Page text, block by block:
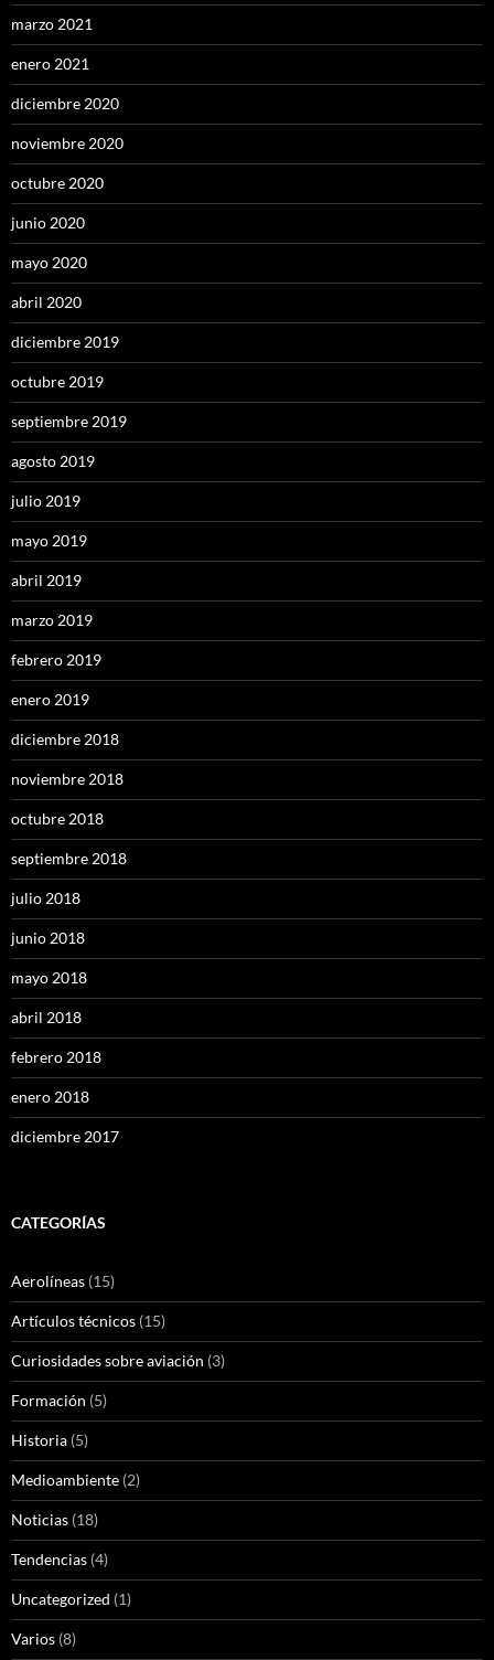
marzo 2021
enero 2021
diciembre 2020
noviembre 2020
octubre 2020
junio 2020
mayo 2020
abril 2020
diciembre 2019
octubre 2019
septiembre 2019
agosto 2019
julio 2019
mayo 2019
abril 2019
marzo 2019
febrero 2019
enero 2019
diciembre 2018
noviembre 2018
octubre 2018
septiembre 2018
julio 2018
junio 2018
mayo 2018
abril 2018
febrero 2018
enero 2018
diciembre 2017
CATEGORÍAS
Aerolíneas (15)
Artículos técnicos (15)
Curiosidades sobre aviación (3)
Formación (5)
Historia (5)
Medioambiente (2)
Noticias (18)
Tendencias (4)
Uncategorized (1)
Varios (8)